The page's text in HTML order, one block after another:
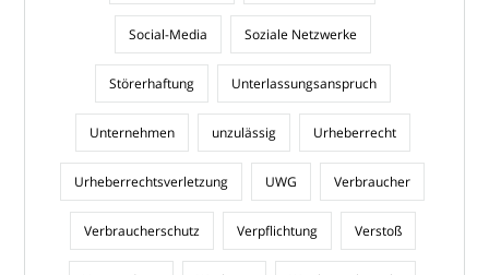
Social-Media Soziale Netzwerke
Störerhaftung Unterlassungsanspruch
Unternehmen unzulässig Urheberrecht
Urheberrechtsverletzung UWG Verbraucher
Verbraucherschutz Verpflichtung Verstoß